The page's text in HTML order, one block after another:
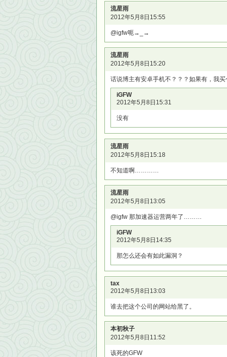
流星雨
2012年5月8日15:55
@igfw呃→_→
流星雨
2012年5月8日15:20
话说博主有安卓手机不？？？如果有，我买
iGFW
2012年5月8日15:31
没有
流星雨
2012年5月8日15:18
不知道啊…………
流星雨
2012年5月8日13:05
@igfw 那加速器运营两年了………
iGFW
2012年5月8日14:35
那怎么还会有如此漏洞？
tax
2012年5月8日13:03
谁去把这个公司的网站给黑了。
本初秋子
2012年5月8日11:52
该死的GFW